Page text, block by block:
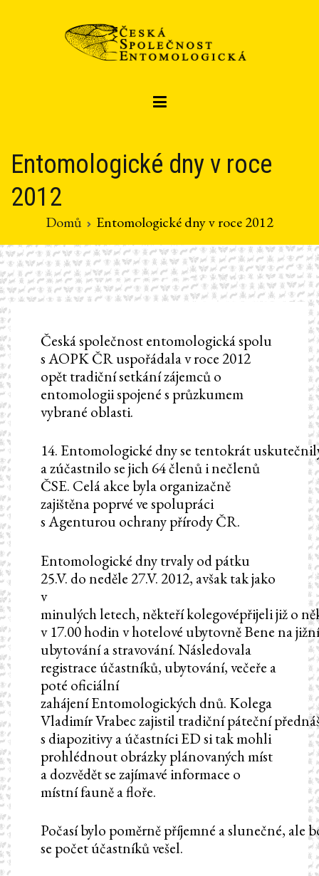
Entomologické dny v roce
2012
Domů Entomologické dny v roce 2012
Česká společnost entomologická spolu
s AOPK ČR uspořádala v roce 2012
opět tradiční setkání zájemců o
entomologii spojené s průzkumem
vybrané oblasti.
14. Entomologické dny se tentokrát
a zúčastnilo se jich 64 členů i nečlenů
ČSE. Celá akce byla organizačně
zajištěna poprvé ve spolupráci
s Agenturou ochrany přírody ČR.
Entomologické dny trvaly od pátku
25.V. do neděle 27.V. 2012, avšak tak jako
v
minulých letech, někteří kolegovépřijeli již o
v 17.00 hodin v hotelové ubytovně Bene na
ubytování a stravování. Následovala
registrace účastníků, ubytování, večeře a
poté oficiální
zahájení Entomologických dnů. Kolega
Vladimír Vrabec zajistil tradiční páteční
s diapozitivy a účastníci ED si tak mohli
prohlédnout obrázky plánovaných míst
a dozvědět se zajímavé informace o
místní fauně a floře.
Počasí bylo poměrně příjemné a slunečné,
se počet účastníků vešel.